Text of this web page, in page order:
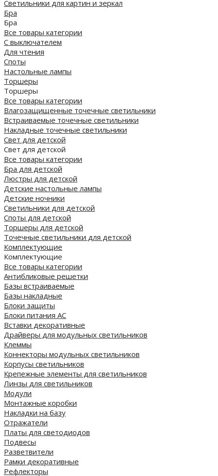
Светильники для картин и зеркал
Бра
Бра
Все товары категории
С выключателем
Для чтения
Споты
Настольные лампы
Торшеры
Торшеры
Все товары категории
Влагозащищенные точечные светильники
Встраиваемые точечные светильники
Накладные точечные светильники
Свет для детской
Свет для детской
Все товары категории
Бра для детской
Люстры для детской
Детские настольные лампы
Детские ночники
Светильники для детской
Споты для детской
Торшеры для детской
Точечные светильники для детской
Комплектующие
Комплектующие
Все товары категории
Антибликовые решетки
Базы встраиваемые
Базы накладные
Блоки защиты
Блоки питания AC
Вставки декоративные
Драйверы для модульных светильников
Клеммы
Коннекторы модульных светильников
Корпусы светильников
Крепежные элементы для светильников
Линзы для светильников
Модули
Монтажные коробки
Накладки на базу
Отражатели
Платы для светодиодов
Подвесы
Разветвители
Рамки декоративные
Рефлекторы